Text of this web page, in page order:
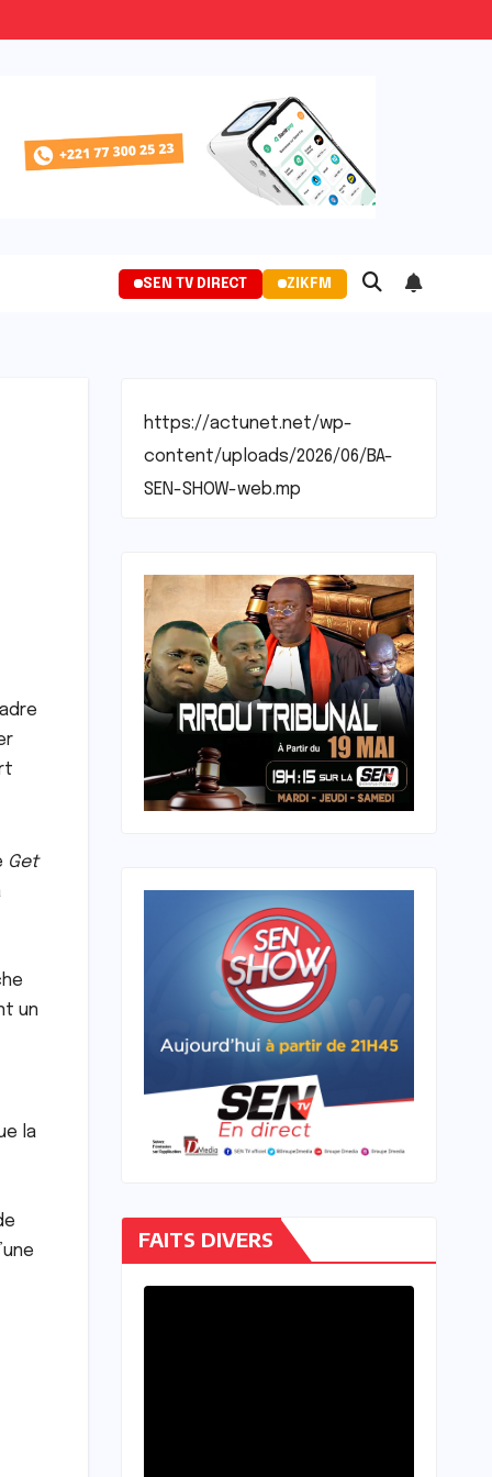
SEN TV DIRECT ZIKFM
Get
un
la
https://actunet.net/wp-
content/uploads/2026/06/BA-
SEN-SHOW-web.mp
FAITS DIVERS